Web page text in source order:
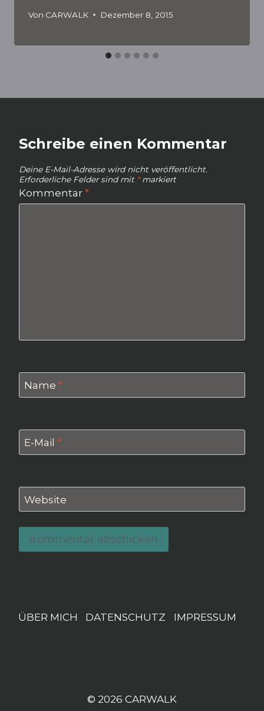
Von CARWALK Dezember 8, 2015
Schreibe einen Kommentar
Deine E-Mail-Adresse wird nicht veröffentlicht.
Erforderliche Felder sind mit *markiert
Kommentar *
Name *
E-Mail *
Website
ÜBER MICH DATENSCHUTZ IMPRESSUM
© 2026 CARWALK